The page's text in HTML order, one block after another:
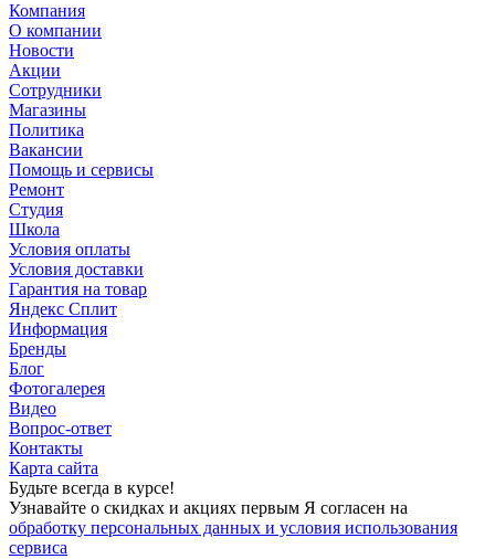
Компания
О компании
Новости
Акции
Сотрудники
Магазины
Политика
Вакансии
Помощь и сервисы
Ремонт
Студия
Школа
Условия оплаты
Условия доставки
Гарантия на товар
Яндекс Сплит
Информация
Бренды
Блог
Фотогалерея
Видео
Вопрос-ответ
Контакты
Карта сайта
Будьте всегда в курсе!
Узнавайте о скидках и акциях первым Я согласен на
обработку персональных данных и условия использования
сервиса